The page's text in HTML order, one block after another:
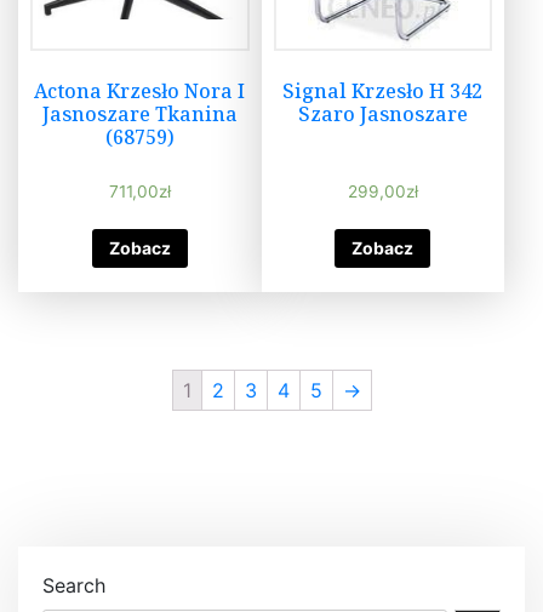
Actona Krzesło Nora I
Jasnoszare Tkanina
(68759)
711,00zł
Zobacz
Signal Krzesło H 342
Szaro Jasnoszare
299,00zł
Zobacz
1 2 3 4 5 →
Search